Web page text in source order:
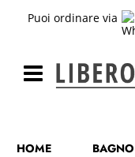
Puoi ordinare via
HOME BAGNO